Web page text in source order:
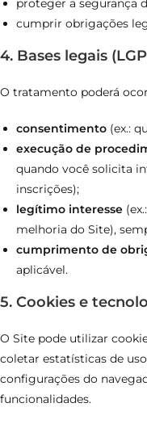
proteger a segurança
cumprir obrigações
4. Bases legais
O tratamento poderá
consentimento (ex.:
execução de
quando você solicita
inscrições);
legítimo interesse
melhoria do Site),
cumprimento de
aplicável.
5. Cookies e
O Site pode utilizar
coletar estatísticas de
configurações do
funcionalidades.